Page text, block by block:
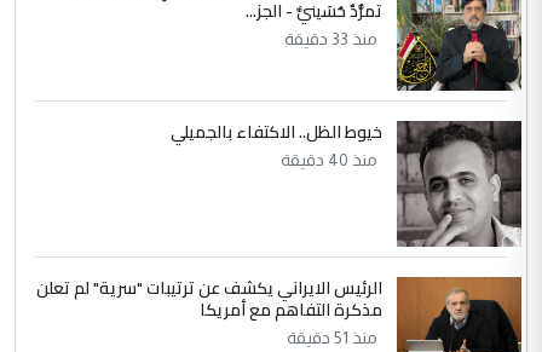
الموضوع :
الجواهري يرد على صدام حسين سل
مضجعيك يابن الزنا (نص كامل)
سردار
التعليق : واحد من عصابة علي ماما يسقط
جنسية الرافد الثالث للعراق ومن اصول عريقة
ابا فرات ...
الموضوع :الجواهري يرد على صدام حسين سل
مضجعيك يابن الزنا (نص كامل)
تمرُّدٌ حُسَينيٌّ - الجز...
منذ 33 دقيقة
خيوط الظل.. الاكتفاء بالجميلي
منذ 40 دقيقة
الرئيس الايراني يكشف عن ترتيبات "سرية" لم تعلن
مذكرة التفاهم مع أمريكا
منذ 51 دقيقة